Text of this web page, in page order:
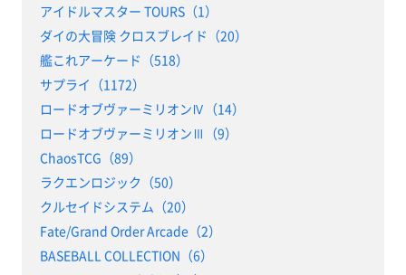
アイドルマスター TOURS（1）
ダイの大冒険 クロスブレイド（20）
艦これアーケード（518）
サプライ（1172）
ロードオブヴァーミリオンⅣ（14）
ロードオブヴァーミリオンⅢ（9）
ChaosTCG（89）
ラクエンロジック（50）
クルセイドシステム（20）
Fate/Grand Order Arcade（2）
BASEBALL COLLECTION（6）